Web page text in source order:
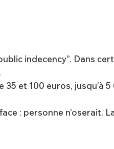
indecency”. Dans
35 et 100 euros,
: personne n’oserait.